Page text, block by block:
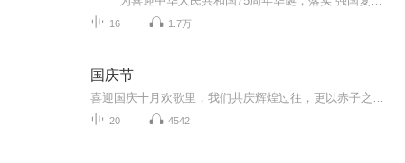
16 1.7万
国庆节
20 4542